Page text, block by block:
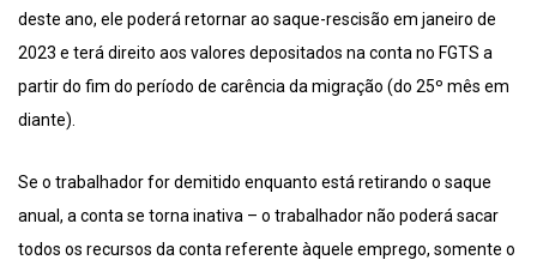
deste ano, ele poderá retornar ao saque-rescisão em janeiro de
2023 e terá direito aos valores depositados na conta no FGTS a
partir do fim do período de carência da migração (do 25º mês em
diante).
Se o trabalhador for demitido enquanto está retirando o saque
anual, a conta se torna inativa – o trabalhador não poderá sacar
todos os recursos da conta referente àquele emprego, somente o